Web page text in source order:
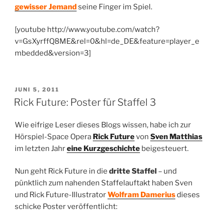
gewisser Jemandseine Finger im Spiel.
[youtube http://www.youtube.com/watch?
v=GsXyrffQ8ME&rel=0&hl=de_DE&feature=player_e
mbedded&version=3]
VERÖFFENTLICHT
AM
JUNI 5, 2011
Rick Future: Poster für Staffel 3
Wie eifrige Leser dieses Blogs wissen, habe ich zur
Hörspiel-Space Opera Rick Futurevon Sven Matthias
im letzten Jahreine Kurzgeschichte beigesteuert.
Nun geht Rick Future in die dritte Staffel – und
pünktlich zum nahenden Staffelauftakt haben Sven
und Rick Future-IllustratorWolfram Dameriusdieses
schicke Poster veröffentlicht: